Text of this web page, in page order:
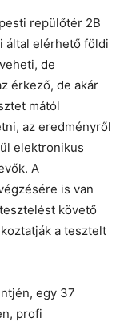
repülőtér 2B
által elérhető földi
de
érkező, de akár
mától
az eredményről
elektronikus
A
is van
követő
a tesztelt
egy 37
profi